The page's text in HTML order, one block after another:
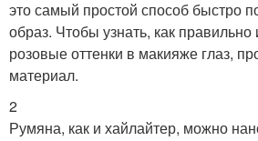
это самый простой способ быстро
образ. Чтобы узнать, как правильно
розовые оттенки в макияже глаз,
материал.
2
Румяна, как и хайлайтер, можно